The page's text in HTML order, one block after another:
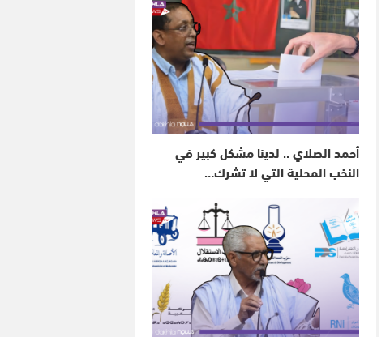
أحمد الصلاي .. لدينا مشكل كبير في
النخب المحلية التي لا تشرك…